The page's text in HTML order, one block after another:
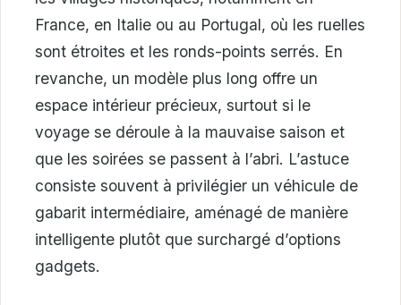
France, en Italie ou au Portugal, où les ruelles
sont étroites et les ronds-points serrés. En
revanche, un modèle plus long offre un
espace intérieur précieux, surtout si le
voyage se déroule à la mauvaise saison et
que les soirées se passent à l’abri. L’astuce
consiste souvent à privilégier un véhicule de
gabarit intermédiaire, aménagé de manière
intelligente plutôt que surchargé d’options
gadgets.